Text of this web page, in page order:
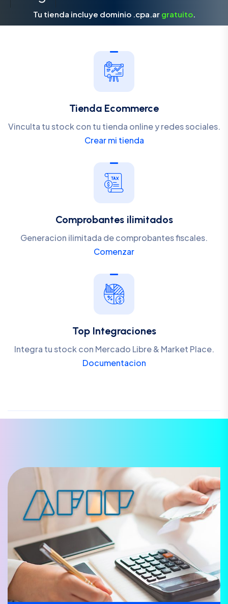
Tu tienda incluye dominio .cpa.ar gratuito.
Tienda Ecommerce
Vinculta tu stock con tu tienda online y redes sociales.
Crear mi tienda
Comprobantes ilimitados
Generacion ilimitada de comprobantes fiscales.
Comenzar
Top Integraciones
Integra tu stock con Mercado Libre & Market Place.
Documentacion